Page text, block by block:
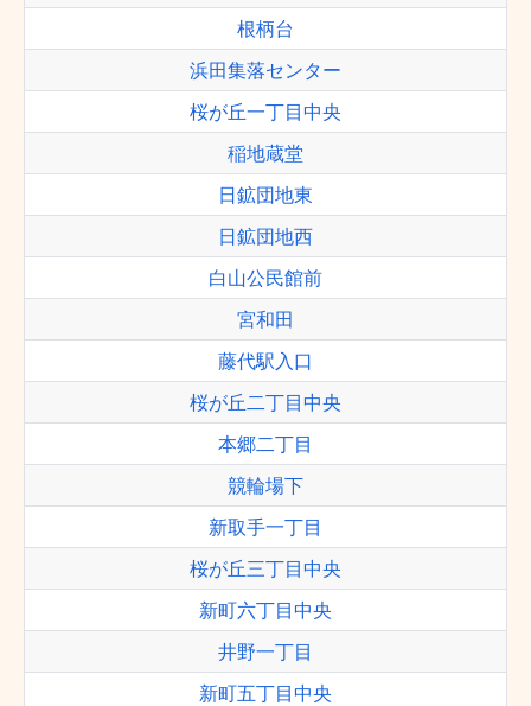
根柄台
浜田集落センター
桜が丘一丁目中央
稲地蔵堂
日鉱団地東
日鉱団地西
白山公民館前
宮和田
藤代駅入口
桜が丘二丁目中央
本郷二丁目
競輪場下
新取手一丁目
桜が丘三丁目中央
新町六丁目中央
井野一丁目
新町五丁目中央